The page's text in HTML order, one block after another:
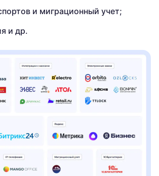
и миграционный учет;
и др.